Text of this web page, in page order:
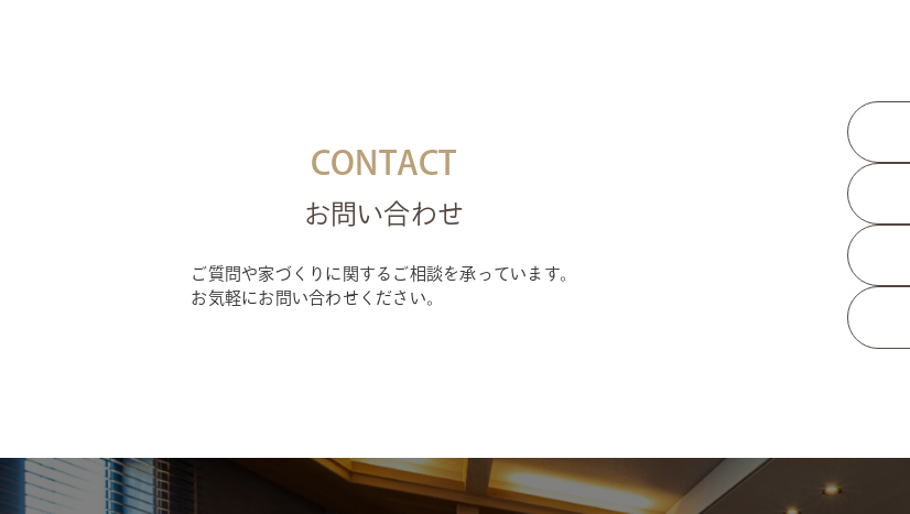
CONTACT
お問い合わせ
ご質問や家づくりに関するご相談を承っています。
お気軽にお問い合わせください。